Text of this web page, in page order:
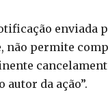
enviada
não permite
da ação”.